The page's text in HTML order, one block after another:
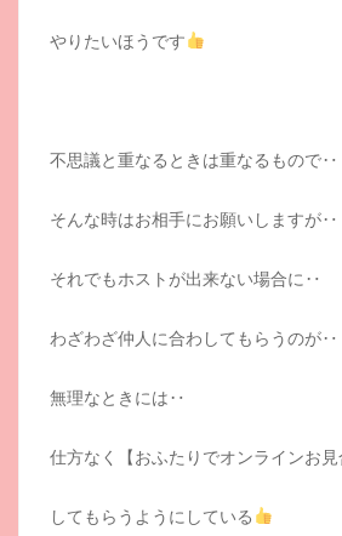
やりたいほうです
不思議と重なるときは重なるもので‥
そんな時はお相手にお願いしますが‥
それでもホストが出来ない場合に‥
わざわざ仲人に合わしてもらうのが‥
無理なときには‥
仕方なく【おふたりでオンラインお
してもらうようにしている